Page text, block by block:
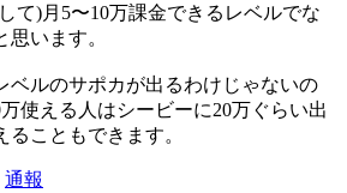
て)月5〜10万課金できるレベルでな
います。
ベルのサポカが出るわけじゃないの
使える人はシービーに20万ぐらい出
ることもできます。
通報